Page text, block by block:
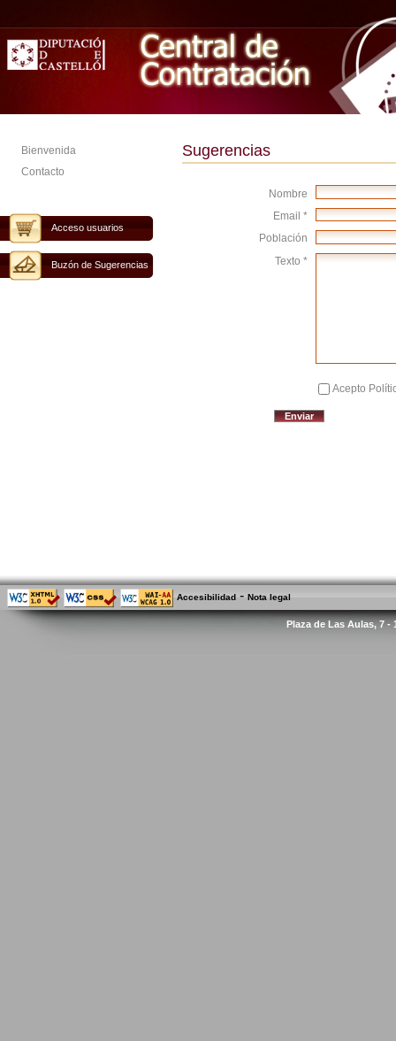
Bienvenida
Contacto
Acceso usuarios
Buzón de Sugerencias
Sugerencias
Nombre
Email *
Población
Texto *
Acepto
Accesibilidad - Nota legal
Plaza de Las Aulas, 7 -